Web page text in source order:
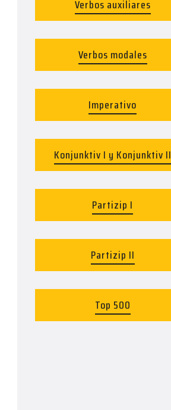
Verbos auxiliares
Verbos modales
Imperativo
Konjunktiv I y Konjunktiv II
Partizip I
Partizip II
Top 500